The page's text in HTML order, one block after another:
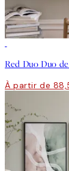
Red Duo Duo
À partir de